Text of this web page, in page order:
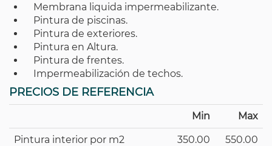
Membrana liquida impermeabilizante.
Pintura de piscinas.
Pintura de exteriores.
Pintura en Altura.
Pintura de frentes.
Impermeabilización de techos.
PRECIOS DE REFERENCIA
Min Max
Pintura interior por m2 350.00 550.00